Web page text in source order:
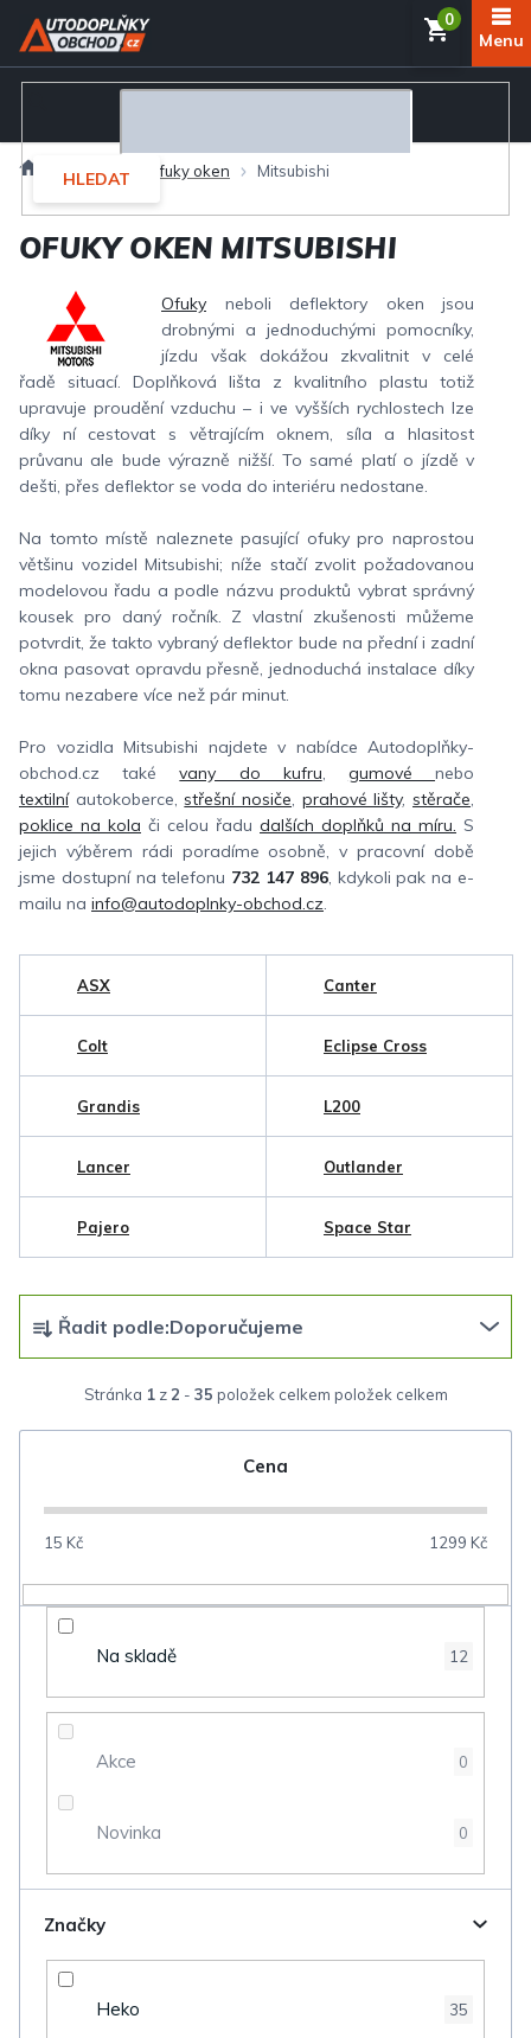
Přejít
obsah
HLEDAT
Exteriér Ofuky oken Mitsubishi
OFUKY OKEN MITSUBISHI
Ofuky neboli deflektory oken jsou
drobnými a jednoduchými pomocníky,
jízdu však dokážou zkvalitnit v celé
řadě situací. Doplňková lišta z kvalitního plastu totiž
upravuje proudění vzduchu – i ve vyšších rychlostech lze
díky ní cestovat s větrajícím oknem, síla a hlasitost
průvanu ale bude výrazně nižší. To samé platí o jízdě v
dešti, přes deflektor se voda do interiéru nedostane.
Na tomto místě naleznete pasující ofuky pro naprostou
většinu vozidel Mitsubishi; níže stačí zvolit požadovanou
modelovou řadu a podle názvu produktů vybrat správný
kousek pro daný ročník. Z vlastní zkušenosti můžeme
potvrdit, že takto vybraný deflektor bude na přední i zadní
okna pasovat opravdu přesně, jednoduchá instalace díky
tomu nezabere více než pár minut.
Pro vozidla Mitsubishi najdete v nabídce Autodoplňky-
obchod.cz takévany do kufru, gumovénebo
textilníautokoberce,střešní nosiče, prahové lišty,stěrače,
poklice na kola či celou řadu dalších doplňků na míru. S
jejich výběrem rádi poradíme osobně, v pracovní době
jsme dostupní na telefonu 732 147 896, kdykoli pak na e-
mailu na info@autodoplnky-obchod.cz.
ASX Canter
Colt Eclipse Cross
Grandis L200
Lancer Outlander
Pajero Space Star
Stránka 1z 2 - 35 položek celkem
a
e
o
Řadit podle:Doporučujeme
Cena
15 Kč 1299 Kč
Na skladě 12
Akce 0
Novinka 0
Značky
Heko 35